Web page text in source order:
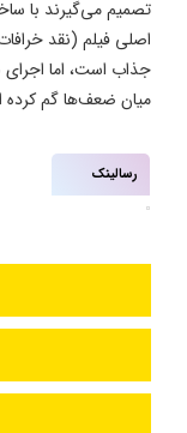
تصمیم می‌گیرند با
اصلی فیلم (نقد
جذاب است، اما
میان ضعف‌ها گم
رسالینک